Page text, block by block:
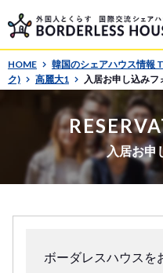
HOME 韓国のシェアハウス情報
ク)
高麗大1 入居お申し込みフ
入居お申
ボーダレスハウスを